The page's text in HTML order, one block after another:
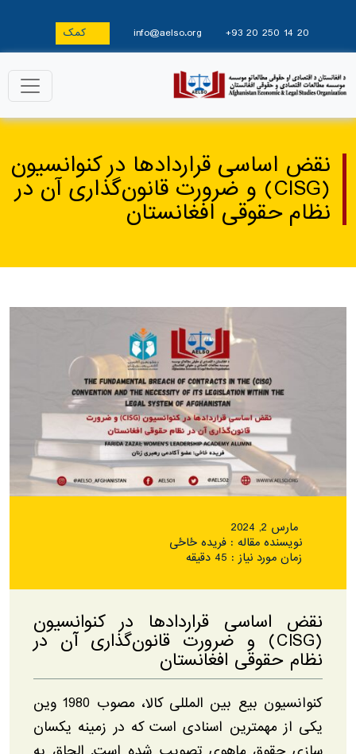
+93 20 250 14 20
info@aelso.org کمک
نقض اساسی قراردادها در کنوانسیون
(CISG) و ضرورت قانون‌گذاری آن در
نظام حقوقی افغانستان
مارس 2, 2024
نویسنده مقاله : فریده ځاځی
زمان مورد نیاز : 45 دقیقه
نقض اساسی قراردادها در کنوانسیون
(CISG) و ضرورت قانون‌گذاری آن در
نظام حقوقی افغانستان
کنوانسیون بیع بین المللی کالا، مصوب 1980 وین
یکی از مهمترین اسنادی است که در زمینه یکسان